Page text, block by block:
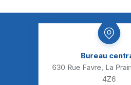
Bureau
630 Rue Favre, La
4Z6